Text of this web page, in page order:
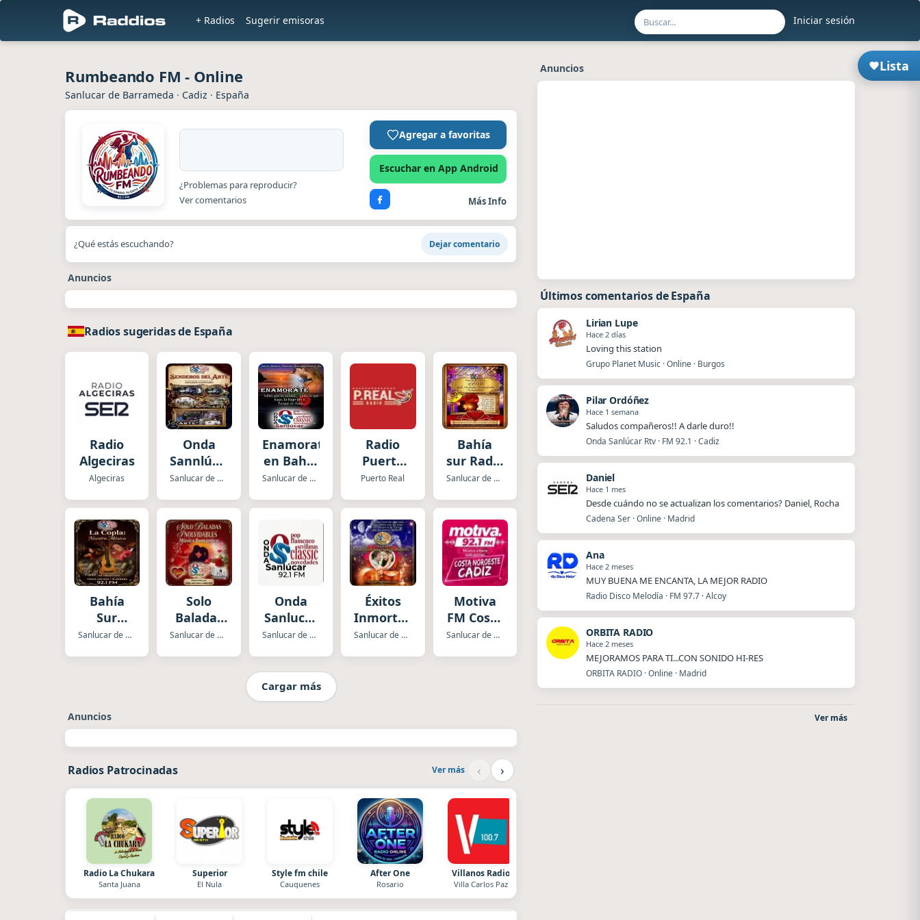
Iniciar sesión
+ Radios Sugerir emisoras
Lista
Rumbeando FM - Online
Sanlucar de Barrameda · Cadiz · España
¿Problemas para reproducir?
Ver comentarios
Agregar a favoritas
Escuchar en App Android
Más Info
¿Qué estás escuchando? Dejar comentario
Anuncios
Radios sugeridas de España
Radio
Algeciras
Algeciras
Onda
Sannlúcar
Senderos
Sanlucar de Barrameda
Enamorate
en Bahia
Sur
Sanlucar de Barrameda
Radio
Puerto
Real
Puerto Real
Bahía
sur Radio
Love Sanlucar de Barrameda
Bahía
Sur
Radio La
Sanlucar de Barrameda
Solo
Baladas
Insuperables
Sanlucar de Barrameda
Onda
Sanlucar
ClassicSanlucar de Barrameda
Éxitos
Inmortales
Romanticos
Sanlucar de Barrameda
Motiva
FM Costa
Noroeste
Sanlucar de Barrameda
Cargar más
Anuncios
Radios Patrocinadas Ver más ‹ ›
Radio La Chukara
Santa Juana
Superior
El Nula
Style fm chile
Cauquenes
After One
Rosario
Villanos Radio
Villa Carlos Paz
Anuncios
Últimos comentarios de España
Lirian Lupe
Hace 2 días
Loving this station
Grupo Planet Music · Online · Burgos
Pilar Ordóñez
Hace 1 semana
Saludos compañeros!! A darle duro!!
Onda Sanlúcar Rtv · FM 92.1 · Cadiz
Daniel
Hace 1 mes
Desde cuándo no se actualizan los comentarios? Daniel, Rocha
Cadena Ser · Online · Madrid
Ana
Hace 2 meses
MUY BUENA ME ENCANTA, LA MEJOR RADIO
Radio Disco Melodía · FM 97.7 · Alcoy
ORBITA RADIO
Hace 2 meses
MEJORAMOS PARA TI...CON SONIDO HI-RES
ORBITA RADIO · Online · Madrid
Ver más